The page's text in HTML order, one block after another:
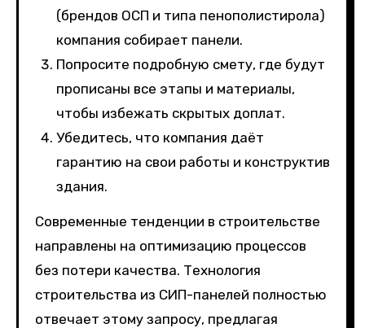
(брендов ОСП и типа пенополистирола)
компания собирает панели.
Попросите подробную смету, где будут
прописаны все этапы и материалы,
чтобы избежать скрытых доплат.
Убедитесь, что компания даёт
гарантию на свои работы и конструктив
здания.
Современные тенденции в строительстве
направлены на оптимизацию процессов
без потери качества. Технология
строительства из СИП-панелей полностью
отвечает этому запросу, предлагая